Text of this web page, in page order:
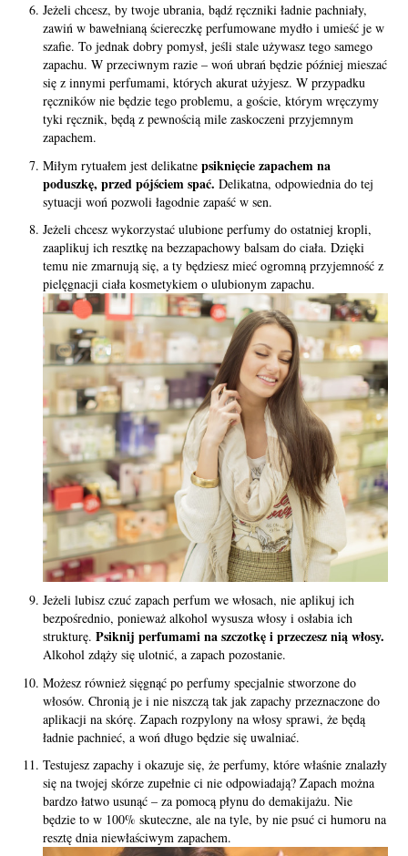
Jeżeli chcesz, by twoje ubrania, bądź ręczniki ładnie pachniały,
zawiń w bawełnianą ściereczkę perfumowane mydło i umieść je w
szafie. To jednak dobry pomysł, jeśli stale używasz tego samego
zapachu. W przeciwnym razie – woń ubrań będzie później mieszać
się z innymi perfumami, których akurat użyjesz. W przypadku
ręczników nie będzie tego problemu, a goście, którym wręczymy
tyki ręcznik, będą z pewnością mile zaskoczeni przyjemnym
zapachem.
Miłym rytuałem jest delikatnepsiknięcie zapachem na
poduszkę, przed pójściem spać. Delikatna, odpowiednia do tej
sytuacji woń pozwoli łagodnie zapaść w sen.
Jeżeli chcesz wykorzystać ulubione perfumy do ostatniej kropli,
zaaplikuj ich resztkę na bezzapachowy balsam do ciała. Dzięki
temu nie zmarnują się, a ty będziesz mieć ogromną przyjemność z
pielęgnacji ciała kosmetykiem o ulubionym zapachu.
Jeżeli lubisz czuć zapach perfum we włosach, nie aplikuj ich
bezpośrednio, ponieważ alkohol wysusza włosy i osłabia ich
strukturę.Psiknij perfumami na szczotkę i przeczesz nią włosy.
Alkohol zdąży się ulotnić, a zapach pozostanie.
Możesz również sięgnąć po perfumy specjalnie stworzone do
włosów. Chronią je i nie niszczą tak jak zapachy przeznaczone do
aplikacji na skórę. Zapach rozpylony na włosy sprawi, że będą
ładnie pachnieć, a woń długo będzie się uwalniać.
Testujesz zapachy i okazuje się, że perfumy, które właśnie znalazły
się na twojej skórze zupełnie ci nie odpowiadają? Zapach można
bardzo łatwo usunąć – za pomocą płynu do demakijażu. Nie
będzie to w 100% skuteczne, ale na tyle, by nie psuć ci humoru na
resztę dnia niewłaściwym zapachem.